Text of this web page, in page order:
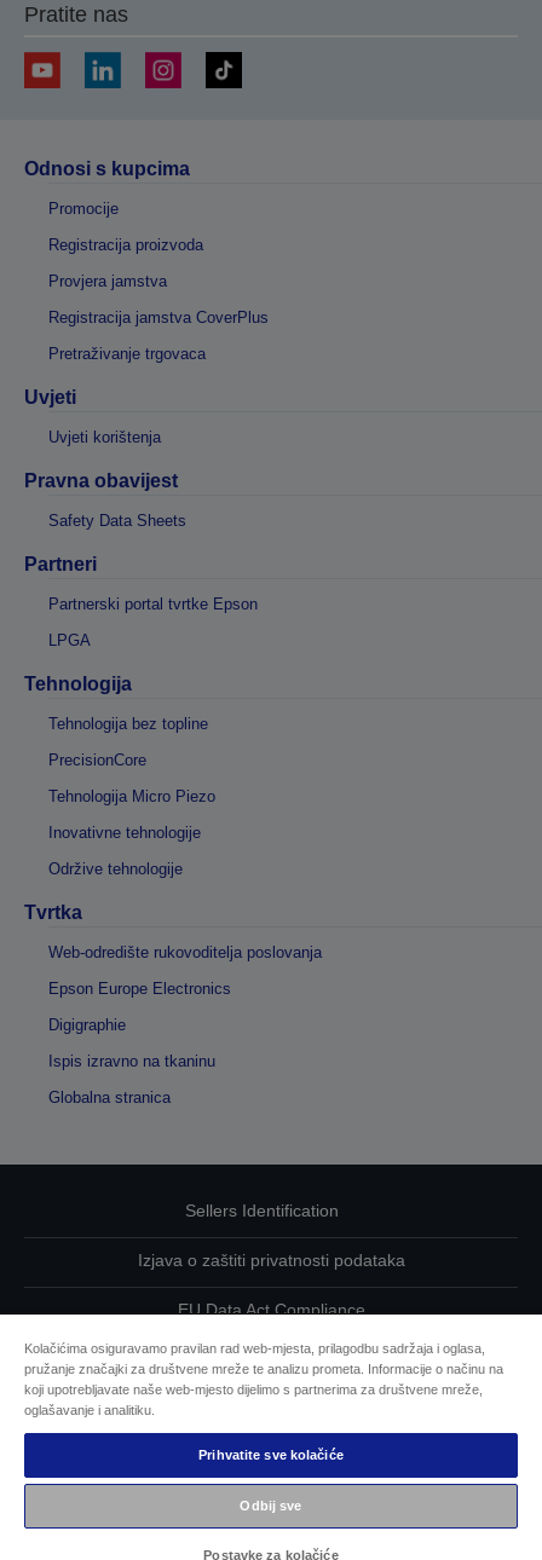
Pratite nas
Odnosi s kupcima
Promocije
Registracija proizvoda
Provjera jamstva
Registracija jamstva CoverPlus
Pretraživanje trgovaca
Uvjeti
Uvjeti korištenja
Pravna obavijest
Safety Data Sheets
Partneri
Partnerski portal tvrtke Epson
LPGA
Tehnologija
Tehnologija bez topline
PrecisionCore
Tehnologija Micro Piezo
Inovativne tehnologije
Održive tehnologije
Tvrtka
Web-odredište rukovoditelja poslovanja
Epson Europe Electronics
Digigraphie
Ispis izravno na tkaninu
Globalna stranica
Sellers Identification
Izjava o zaštiti privatnosti podataka
EU Data Act Compliance
Kontaktirajte nas u vezi svojih podataka
Epsonova predanost pristupačnosti
Autorska prava © 2026 Seiko Epson
Kolačićima osiguravamo pravilan rad web-mjesta, prilagodbu sadržaja i oglasa,
pružanje značajki za društvene mreže te analizu prometa. Informacije o načinu na
koji upotrebljavate naše web-mjesto dijelimo s partnerima za društvene mreže,
oglašavanje i analitiku.
Prihvatite sve kolačiće
Odbij sve
Postavke za kolačiće